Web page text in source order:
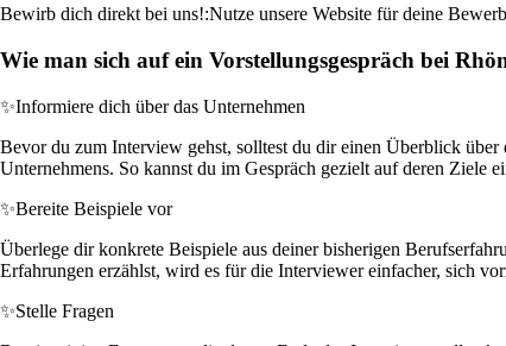
Bewirb dich direkt bei uns!:Nutze unsere Website für deine
Wie man sich auf ein Vorstellungsgespräch bei
✨Informiere dich über das Unternehmen
Bevor du zum Interview gehst, solltest du dir einen Überblick
Unternehmens. So kannst du im Gespräch gezielt auf deren Ziele
✨Bereite Beispiele vor
Überlege dir konkrete Beispiele aus deiner bisherigen
Erfahrungen erzählst, wird es für die Interviewer einfacher, sich
✨Stelle Fragen